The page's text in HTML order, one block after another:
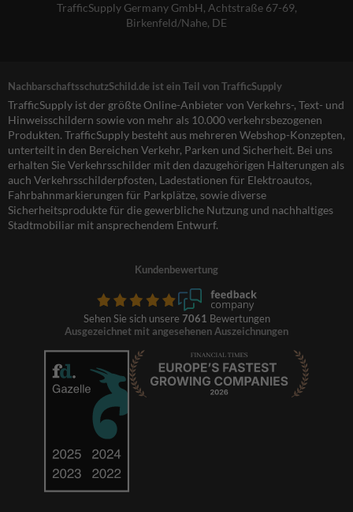
TrafficSupply Germany GmbH, Achtstraße 67-69,
Birkenfeld/Nahe, DE
NachbarschaftsschutzSchild.de ist ein Teil von TrafficSupply
TrafficSupply ist der größte Online-Anbieter von Verkehrs-, Text- und
Hinweisschildern sowie von mehr als 10.000 verkehrsbezogenen
Produkten. TrafficSupply besteht aus mehreren Webshop-Konzepten,
unterteilt in den Bereichen Verkehr, Parken und Sicherheit. Bei uns
erhalten Sie Verkehrsschilder mit den dazugehörigen Halterungen als
auch Verkehrsschilderpfosten, Ladestationen für Elektroautos,
Fahrbahnmarkierungen für Parkplätze, sowie diverse
Sicherheitsprodukte für die gewerbliche Nutzung und nachhaltiges
Stadtmobiliar mit ansprechendem Entwurf.
Kundenbewertung
Sehen Sie sich unsere 7061 Bewertungen
Ausgezeichnet mit angesehenen Auszeichnungen